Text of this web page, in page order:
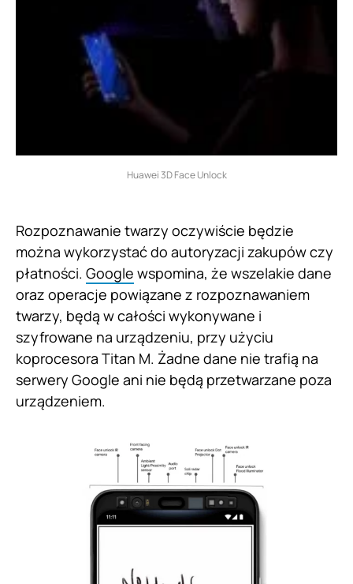
Huawei 3D Face Unlock
Rozpoznawanie twarzy oczywiście będzie
można wykorzystać do autoryzacji zakupów czy
płatności. Google wspomina, że wszelakie dane
oraz operacje powiązane z rozpoznawaniem
twarzy, będą w całości wykonywane i
szyfrowane na urządzeniu, przy użyciu
koprocesora Titan M. Żadne dane nie trafią na
serwery Google ani nie będą przetwarzane poza
urządzeniem.